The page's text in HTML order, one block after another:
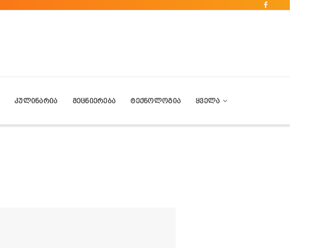
ᲙᲣᲚᲘᲜᲐᲠᲘᲐ ᲛᲔᲪᲜᲘᲔᲠᲔᲑᲐ ᲢᲔᲥᲜᲝᲚᲝᲒᲘᲐ ᲧᲕᲔᲚᲐ